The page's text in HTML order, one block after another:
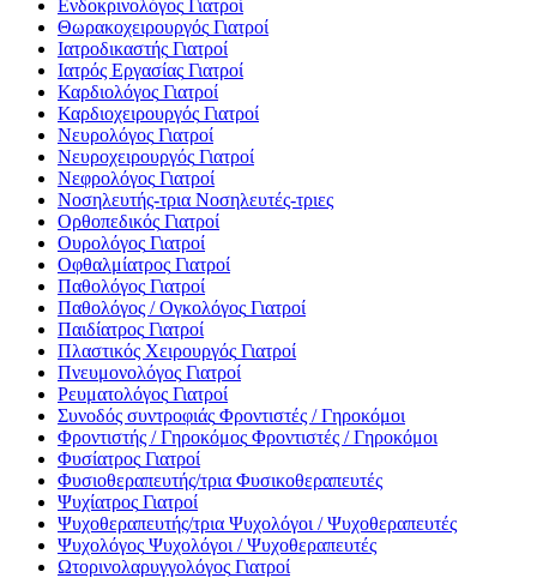
Ενδοκρινολόγος Γιατροί
Θωρακοχειρουργός Γιατροί
Ιατροδικαστής Γιατροί
Ιατρός Εργασίας Γιατροί
Καρδιολόγος Γιατροί
Καρδιοχειρουργός Γιατροί
Νευρολόγος Γιατροί
Νευροχειρουργός Γιατροί
Νεφρολόγος Γιατροί
Νοσηλευτής-τρια Νοσηλευτές-τριες
Ορθοπεδικός Γιατροί
Ουρολόγος Γιατροί
Οφθαλμίατρος Γιατροί
Παθολόγος Γιατροί
Παθολόγος / Ογκολόγος Γιατροί
Παιδίατρος Γιατροί
Πλαστικός Χειρουργός Γιατροί
Πνευμονολόγος Γιατροί
Ρευματολόγος Γιατροί
Συνοδός συντροφιάς Φροντιστές / Γηροκόμοι
Φροντιστής / Γηροκόμος Φροντιστές / Γηροκόμοι
Φυσίατρος Γιατροί
Φυσιοθεραπευτής/τρια Φυσικοθεραπευτές
Ψυχίατρος Γιατροί
Ψυχοθεραπευτής/τρια Ψυχολόγοι / Ψυχοθεραπευτές
Ψυχολόγος Ψυχολόγοι / Ψυχοθεραπευτές
Ωτορινολαρυγγολόγος Γιατροί